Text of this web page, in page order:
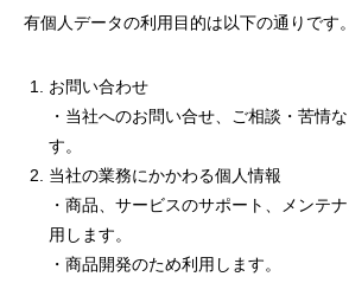
有個人データの利用目的は以下の通りです
お問い合わせ
・当社へのお問い合せ、ご相談・苦情
す。
当社の業務にかかわる個人情報
・商品、サービスのサポート、メンテ
用します。
・商品開発のため利用します。